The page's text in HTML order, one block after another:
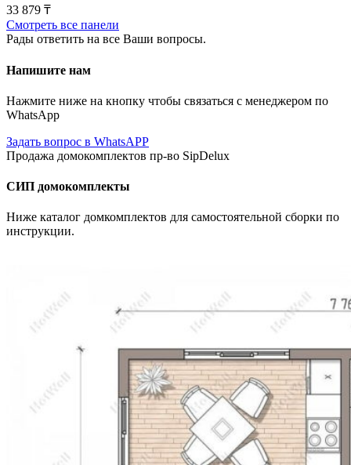
33 879 ₸
Смотреть все панели
Рады ответить на все Ваши вопросы.
Напишите нам
Нажмите ниже на кнопку чтобы связаться с менеджером по
WhatsApp
Задать вопрос в WhatsAPP
Продажа домокомплектов пр-во SipDelux
СИП домокомплекты
Ниже каталог домкомплектов для самостоятельной сборки по
инструкции.